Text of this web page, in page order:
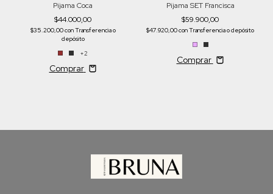
Pijama Coca
$44.000,00
$35.200,00conTransferencia o
depósito
+2
Comprar
Pijama SET Francisca
$59.900,00
$47.920,00conTransferencia o depósito
Comprar